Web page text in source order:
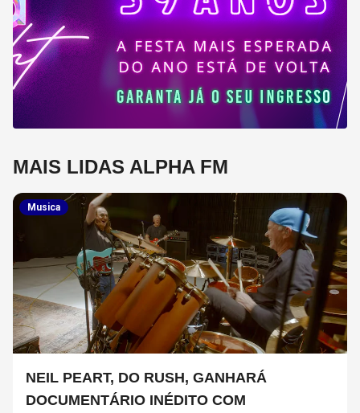
MAIS LIDAS ALPHA FM
Musica
NEIL PEART, DO RUSH, GANHARÁ
DOCUMENTÁRIO INÉDITO COM